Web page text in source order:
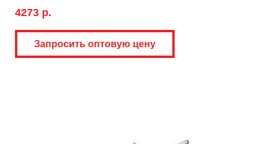
4273 р.
Запросить оптовую цену